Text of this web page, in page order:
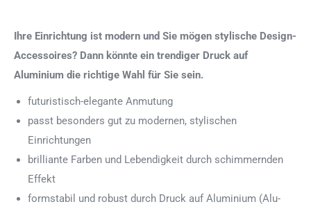
Ihre Einrichtung ist modern und Sie mögen stylische Design-
Accessoires? Dann könnte ein trendiger Druck auf
Aluminium die richtige Wahl für Sie sein.
futuristisch-elegante Anmutung
passt besonders gut zu modernen, stylischen
Einrichtungen
brilliante Farben und Lebendigkeit durch schimmernden
Effekt
formstabil und robust durch Druck auf Aluminium (Alu-